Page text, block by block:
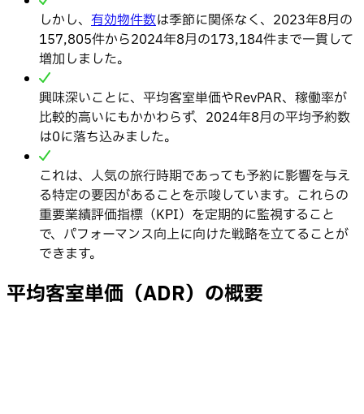
しかし、 有効物件数は季節に関係なく、2023年8月の
157,805件から2024年8月の173,184件まで一貫して
増加しました。
興味深いことに、平均客室単価やRevPAR、稼働率が
比較的高いにもかかわらず、2024年8月の平均予約数
は0に落ち込みました。
これは、人気の旅行時期であっても予約に影響を与え
る特定の要因があることを示唆しています。これらの
重要業績評価指標（KPI）を定期的に監視すること
で、パフォーマンス向上に向けた戦略を立てることが
できます。
平均客室単価（ADR）の概要